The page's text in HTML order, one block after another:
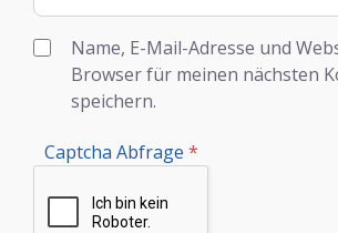
Name, E-Mail-Adresse und
Browser für meinen nächsten
speichern.
Captcha Abfrage *